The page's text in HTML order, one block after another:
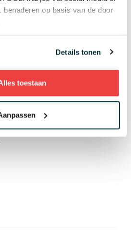
benaderen op basis van de door
Details tonen
toestaan
jonkie op de PGA Tour, maar
Michael Brennan (24) het
God, we gaan naar de
in top 15 op HotelPlanner
een maand voor Solheim
nieuws